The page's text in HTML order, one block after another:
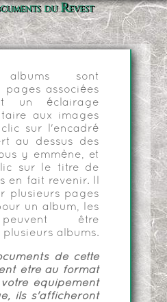
du Revest
albums sont
pages associées
un éclairage
aux images
sur l'encadré
au dessus des
y emmène, et
sur le titre de
en fait revenir. Il
plusieurs pages
un album, les
être
plusieurs albums.
de cette
être au format
votre équipement
ils s'afficheront